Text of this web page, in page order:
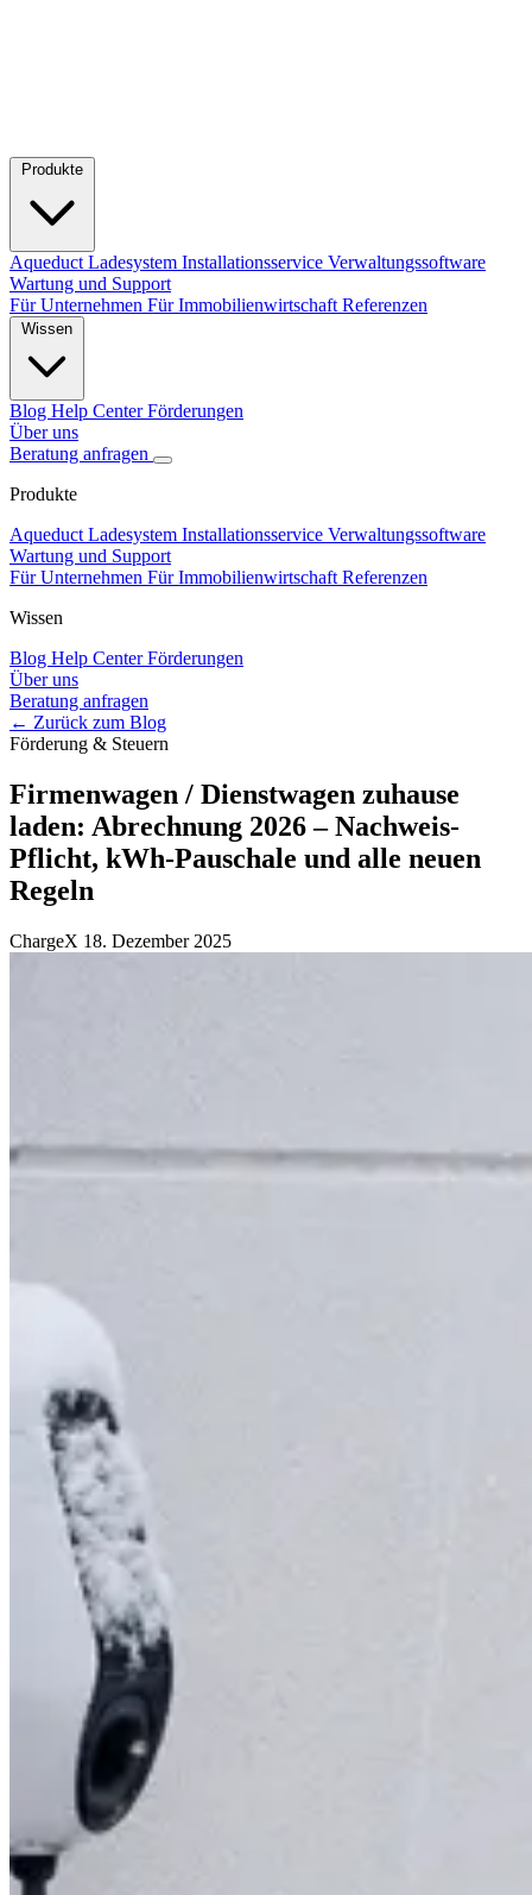
Aqueduct Ladesystem Installationsservice Verwaltungssoftware
Wartung und Support
Für Unternehmen Für Immobilienwirtschaft Referenzen
Blog Help CenterFörderungen
Über uns
Beratung anfragen
Produkte
Aqueduct Ladesystem Installationsservice Verwaltungssoftware
Wartung und Support
Für Unternehmen Für Immobilienwirtschaft Referenzen
Wissen
Blog Help CenterFörderungen
Über uns
Beratung anfragen
← Zurück zum Blog
Förderung & Steuern
Firmenwagen / Dienstwagen zuhause
laden: Abrechnung 2026 – Nachweis-
Pflicht, kWh-Pauschale und alle neuen
Regeln
ChargeX 18. Dezember 2025